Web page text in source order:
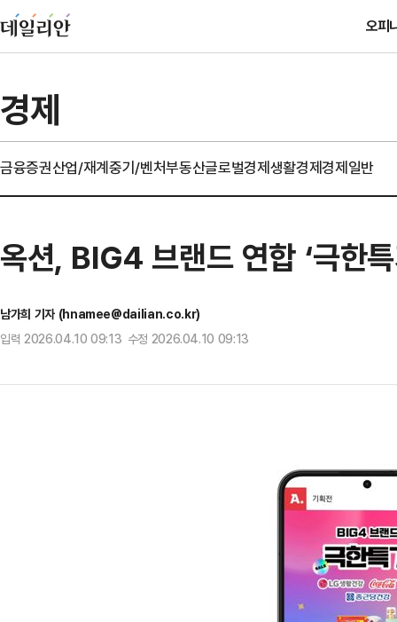
오피
경제
금융증권산업/재계중기/벤처부동산글로벌경제생활경제경제일반
옥션, BIG4 브랜드 연합 ‘극한
남가희 기자 (hnamee@dailian.co.kr)
입력 2026.04.10 09:13 수정 2026.04.10 09:13